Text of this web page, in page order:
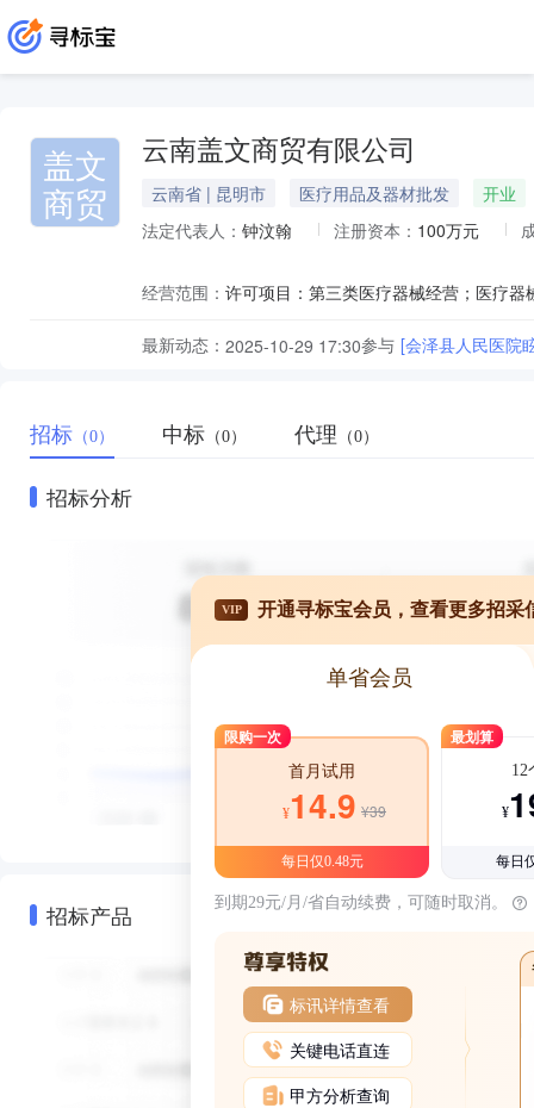
盖文
商贸
云南盖文商贸有限公司
云南省 | 昆明市 医疗用品及器材批发
开业
法定代表人： 钟汶翰 注册资本： 100万元
经营范围：
最新动态： 2025-10-29 17:30参与 [会泽县人民医院
招标 （0） 中标 （0） 代理 （0）
招标分析
招标产品
VIP 开通寻标宝会员，查看更多招采
单省会员
限购一次
首月试用
¥14.9 ¥39
每日仅0.48元
最划算
12
¥
每日
到期29元/月/省自动续费，可随时取消。
标讯详情查看
关键电话直连
甲方分析查询